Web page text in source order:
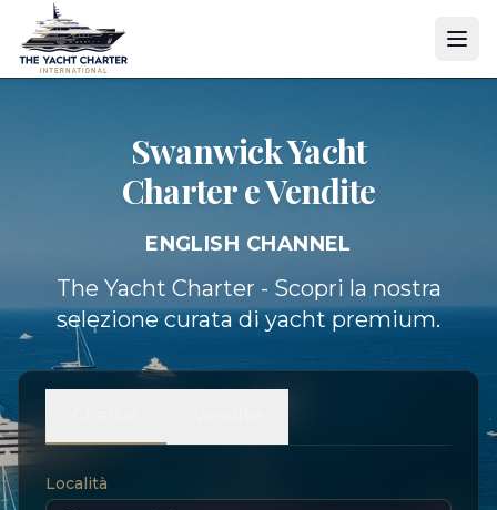
Swanwick Yacht
Charter e Vendite
ENGLISH CHANNEL
The Yacht Charter - Scopri la nostra
selezione curata di yacht premium.
Località